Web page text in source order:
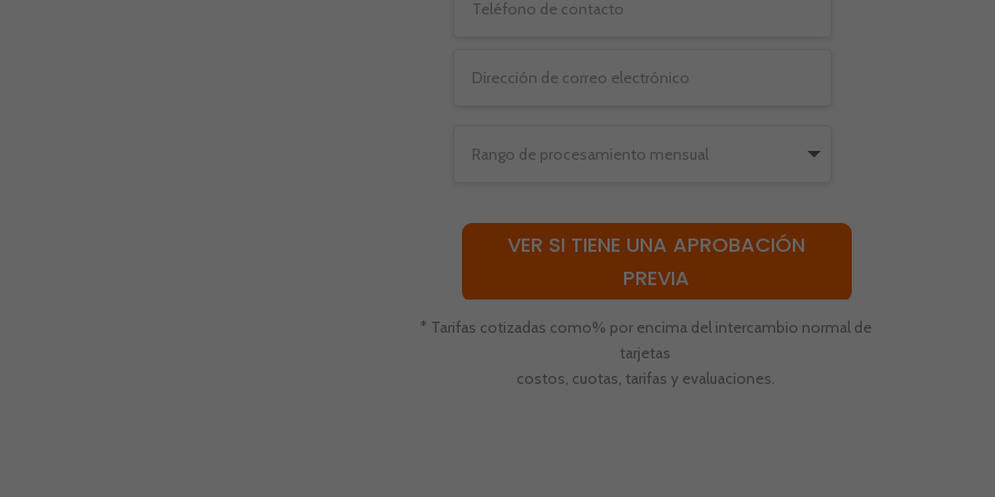
VER SI TIENE UNA APROBACIÓN
PREVIA
* Tarifas cotizadas como% por encima del intercambio normal de
tarjetas
costos, cuotas, tarifas y evaluaciones.